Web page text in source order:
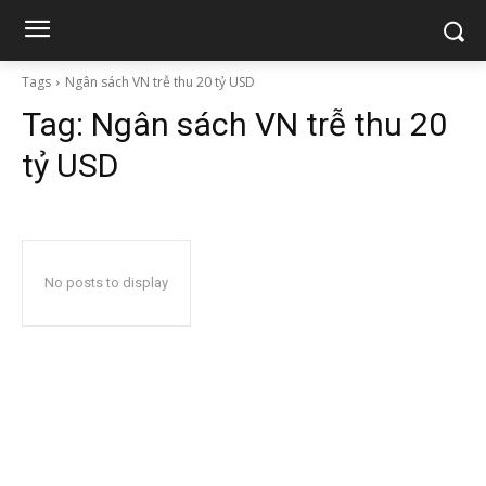
Tags Ngân sách VN trễ thu 20 tỷ USD
Tag: Ngân sách VN trễ thu 20
tỷ USD
No posts to display